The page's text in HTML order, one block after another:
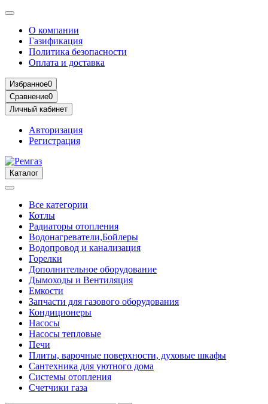
О компании
Газификация
Политика безопасности
Оплата и доставка
Избранное0
Сравнение0
Личный кабинет
Авторизация
Регистрация
Каталог
Все категории
Котлы
Радиаторы отопления
Водонагреватели,Бойлеры
Водопровод и канализация
Горелки
Дополнительное оборудование
Дымоходы и Вентиляция
Емкости
Запчасти для газового оборудования
Кондиционеры
Насосы
Насосы тепловые
Печи
Плиты, варочные поверхности, духовые шкафы
Сантехника для уютного дома
Системы отопления
Счетчики газа